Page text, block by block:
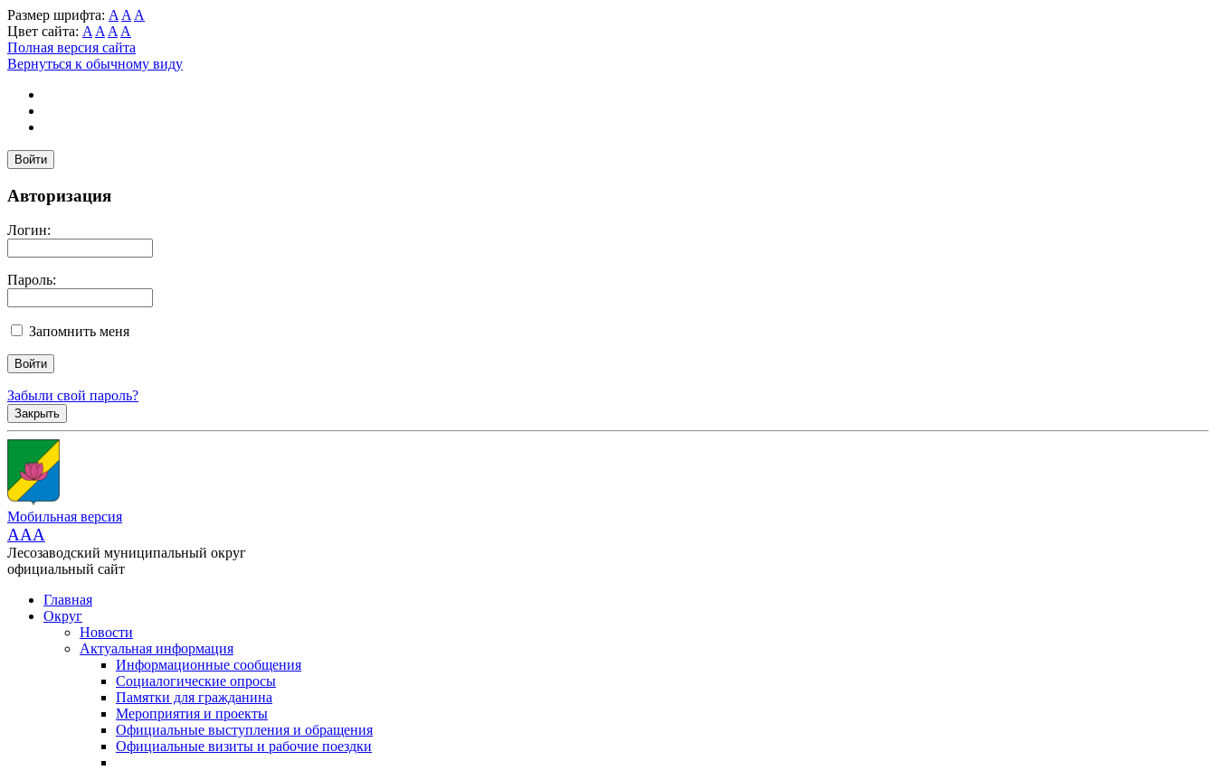
Размер шрифта: A A A
Цвет сайта: A A A A
Полная версия сайта
Вернуться к обычному виду
Войти
Авторизация
Логин:
Пароль:
Запомнить меня
Забыли свой пароль?
Закрыть
Мобильная версия
AAA
Лесозаводский муниципальный округ
официальный сайт
Главная
Округ
Новости
Актуальная информация
Информационные сообщения
Социалогические опросы
Памятки для гражданина
Мероприятия и проекты
Официальные выступления и обращения
Официальные визиты и рабочие поездки